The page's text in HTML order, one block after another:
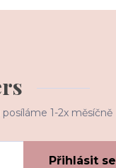
1-2x měsíčně
Přihlásit se